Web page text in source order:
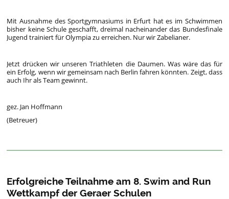
Mit Ausnahme des Sportgymnasiums in Erfurt hat es im Schwimmen
bisher keine Schule geschafft, dreimal nacheinander das Bundesfinale
Jugend trainiert für Olympia zu erreichen. Nur wir Zabelianer.
Jetzt drücken wir unseren Triathleten die Daumen. Was wäre das für
ein Erfolg, wenn wir gemeinsam nach Berlin fahren könnten. Zeigt, dass
auch Ihr als Team gewinnt.
gez. Jan Hoffmann
(Betreuer)
Erfolgreiche Teilnahme am 8. Swim and Run
Wettkampf der Geraer Schulen